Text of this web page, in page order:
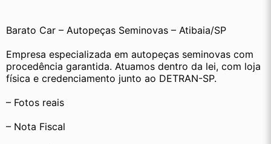
Barato Car – Autopeças Seminovas – Atibaia/SP
Empresa especializada em autopeças seminovas com
procedência garantida. Atuamos dentro da lei, com loja
física e credenciamento junto ao DETRAN-SP.
– Fotos reais
– Nota Fiscal